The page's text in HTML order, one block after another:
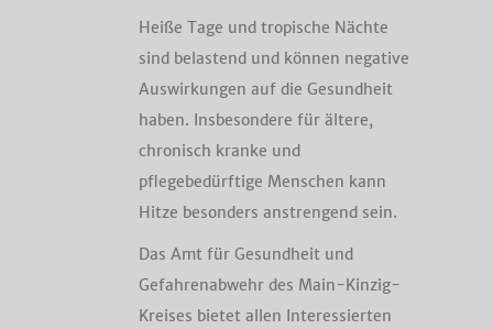
Heiße Tage und tropische Nächte
sind belastend und können negative
Auswirkungen auf die Gesundheit
haben. Insbesondere für ältere,
chronisch kranke und
pflegebedürftige Menschen kann
Hitze besonders anstrengend sein.
Das Amt für Gesundheit und
Gefahrenabwehr des Main-Kinzig-
Kreises bietet allen Interessierten